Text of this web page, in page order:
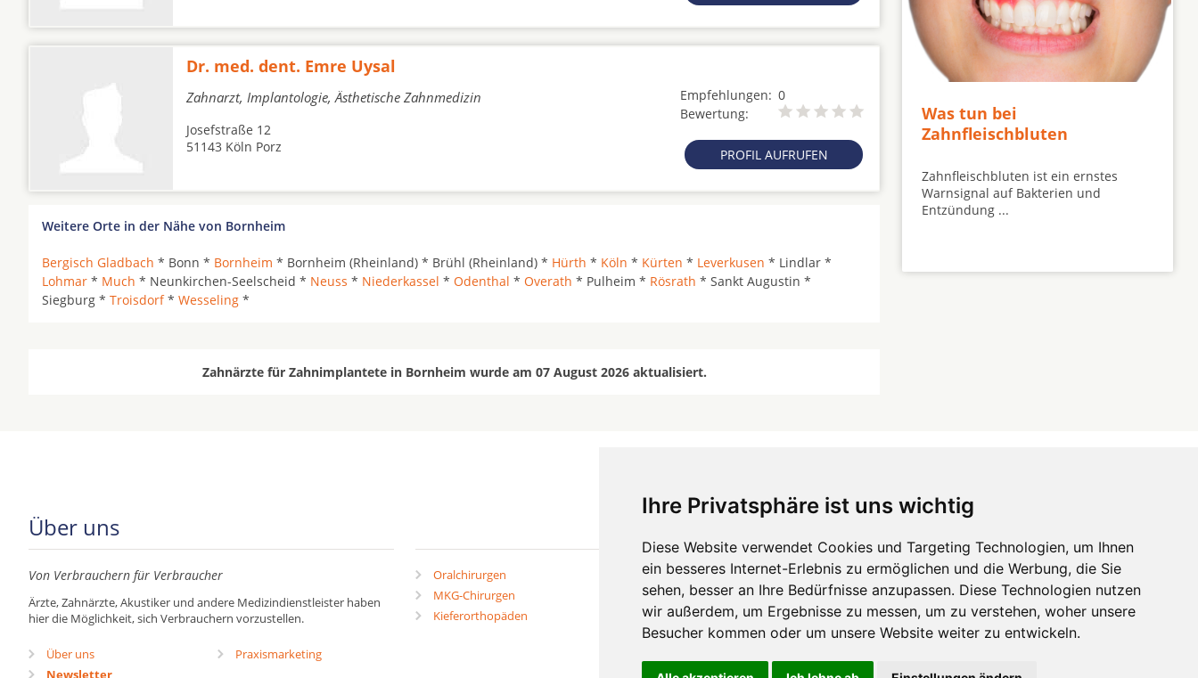
Ihre Privatsphäre ist uns wichtig
Diese Website verwendet Cookies und Targeting Technologien, um Ihnen
ein besseres Internet-Erlebnis zu ermöglichen und die Werbung, die Sie
sehen, besser an Ihre Bedürfnisse anzupassen. Diese Technologien nutzen
wir außerdem, um Ergebnisse zu messen, um zu verstehen, woher unsere
Besucher kommen oder um unsere Website weiter zu entwickeln.
Dr. med. dent. Emre Uysal
Zahnarzt, Implantologie, Ästhetische Zahnmedizin Empfehlungen: 0
Bewertung:
PROFIL AUFRUFEN
Josefstraße 12
51143 Köln Porz
Weitere Orte in der Nähe von Bornheim
Bergisch Gladbach * Bonn * Bornheim * Bornheim (Rheinland) * Brühl (Rheinland) * Hürth * Köln * Kürten * Leverkusen * Lindlar *
Lohmar * Much * Neunkirchen-Seelscheid * Neuss * Niederkassel * Odenthal * Overath * Pulheim * Rösrath * Sankt Augustin *
Siegburg * Troisdorf* Wesseling *
Zahnärzte für Zahnimplantete in Bornheim wurde am 07 August 2026 aktualisiert.
Was tun bei
Zahnfleischbluten
Zahnfleischbluten ist ein ernstes
Warnsignal auf Bakterien und
Entzündung ...
Über uns
Von Verbrauchern für Verbraucher
Ärzte, Zahnärzte, Akustiker und andere Medizindienstleister haben
hier die Möglichkeit, sich Verbrauchern vorzustellen.
Über uns
Newsletter
Praxismarketing
mehr ...
Oralchirurgen
MKG-Chirurgen
Kieferorthopäden
Zahnärzte in Städten
Zahnärzte in Stadtteilen
Hörgeräte die-endverbraucher.com